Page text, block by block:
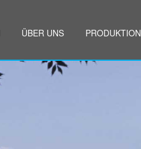
ÜBER UNS PRODUKTION